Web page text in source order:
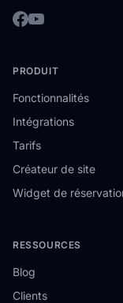
PRODUIT
Fonctionnalités
Intégrations
Tarifs
Créateur de site
Widget de
RESSOURCES
Blog
Clients